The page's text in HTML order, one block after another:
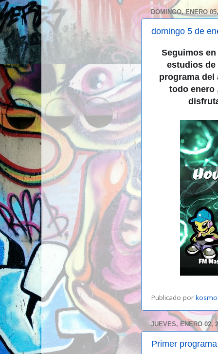
DOMINGO, ENERO
domingo 5 de
Seguimos
estudios de
programa del
todo enero
Publicado por
JUEVES, ENERO 02,
Primer